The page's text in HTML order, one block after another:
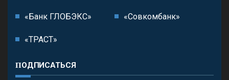
«Банк ГЛОБЭКС» «Совкомбанк»
«ТРАСТ»
ПОДПИСАТЬСЯ